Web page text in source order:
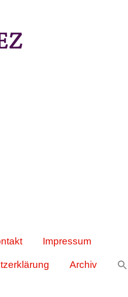
Impressum
Archiv